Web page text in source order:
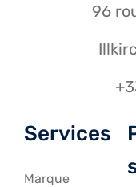
96
Services
Marque